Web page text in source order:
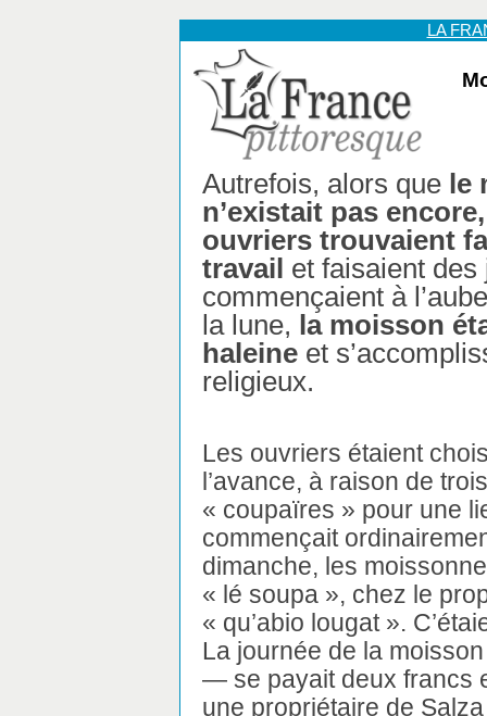
LA
Autrefois, alors que le
n’existait pas
ouvriers trouvaient
travail et faisaient des
commençaient à
la lune, la moisson
haleine et
religieux.
Les ouvriers étaient
l’avance, à raison de
« coupaïres » pour une
commençait
dimanche, les
« lé soupa », chez le
« qu’abio lougat ».
La journée de la
— se payait deux francs
une propriétaire de